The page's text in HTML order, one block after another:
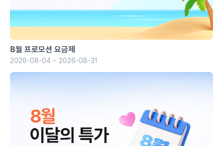
8월 프로모션 요금제
2026-08-04 ~ 2026-08-31